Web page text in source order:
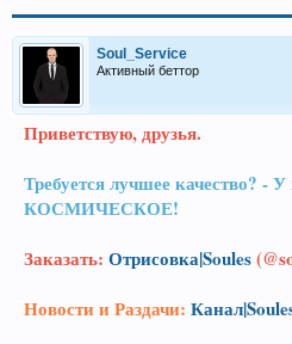
Soul_Service
Активный беттор
Приветствую, друзья.
Требуется лучшее качество? - У
КОСМИЧЕСКОЕ!
Заказать: Отрисовка|Soules
Новости и Раздачи: